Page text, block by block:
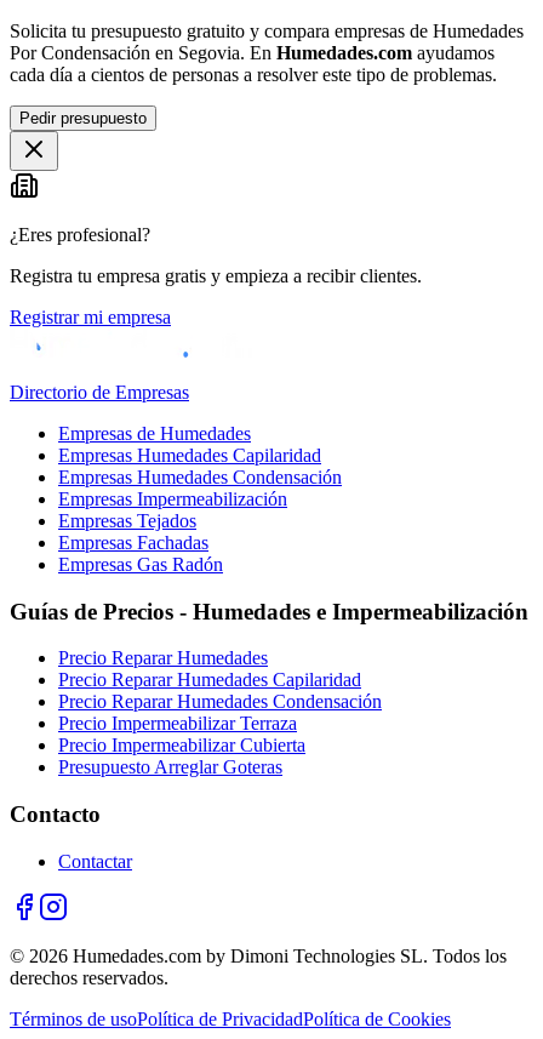
Solicita tu presupuesto gratuito y compara empresas de Humedades
Por Condensación en Segovia. En Humedades.com ayudamos
cada día a cientos de personas a resolver este tipo de problemas.
Pedir presupuesto
¿Eres profesional?
Registra tu empresa gratis y empieza a recibir clientes.
Registrar mi empresa
Directorio de Empresas
Empresas de Humedades
Empresas Humedades Capilaridad
Empresas Humedades Condensación
Empresas Impermeabilización
Empresas Tejados
Empresas Fachadas
Empresas Gas Radón
Guías de Precios - Humedades e Impermeabilización
Precio Reparar Humedades
Precio Reparar Humedades Capilaridad
Precio Reparar Humedades Condensación
Precio Impermeabilizar Terraza
Precio Impermeabilizar Cubierta
Presupuesto Arreglar Goteras
Contacto
Contactar
© 2026 Humedades.com by Dimoni Technologies SL. Todos los
derechos reservados.
Términos de usoPolítica de PrivacidadPolítica de Cookies